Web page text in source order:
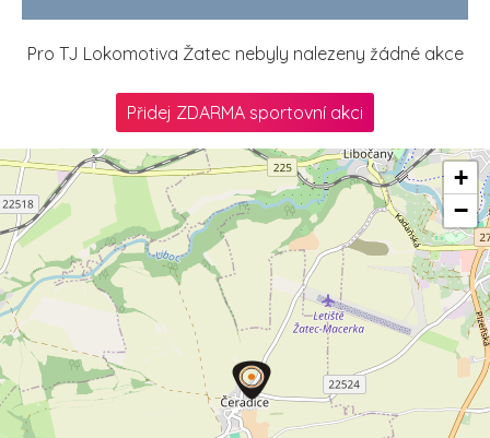
Pro TJ Lokomotiva Žatec nebyly nalezeny žádné akce
Přidej ZDARMA sportovní akci
+
−